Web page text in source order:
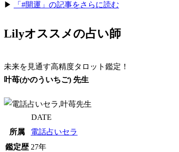
▶ 「#開運」の記事をさらに読む
Lilyオススメの占い師
未来を見通す高精度タロット鑑定！
叶苺(かのういちご) 先生
DATE
所属
電話占いセラ
鑑定歴 27年